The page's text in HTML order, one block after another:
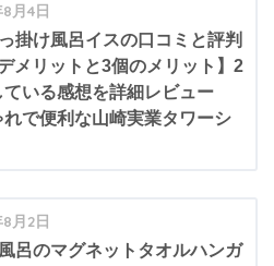
月4日
掛け風呂イスの口コミと評判
メリットと3個のメリット】2
ている感想を詳細レビュー
れで便利な山崎実業タワーシ
月2日
呂のマグネットタオルハンガ